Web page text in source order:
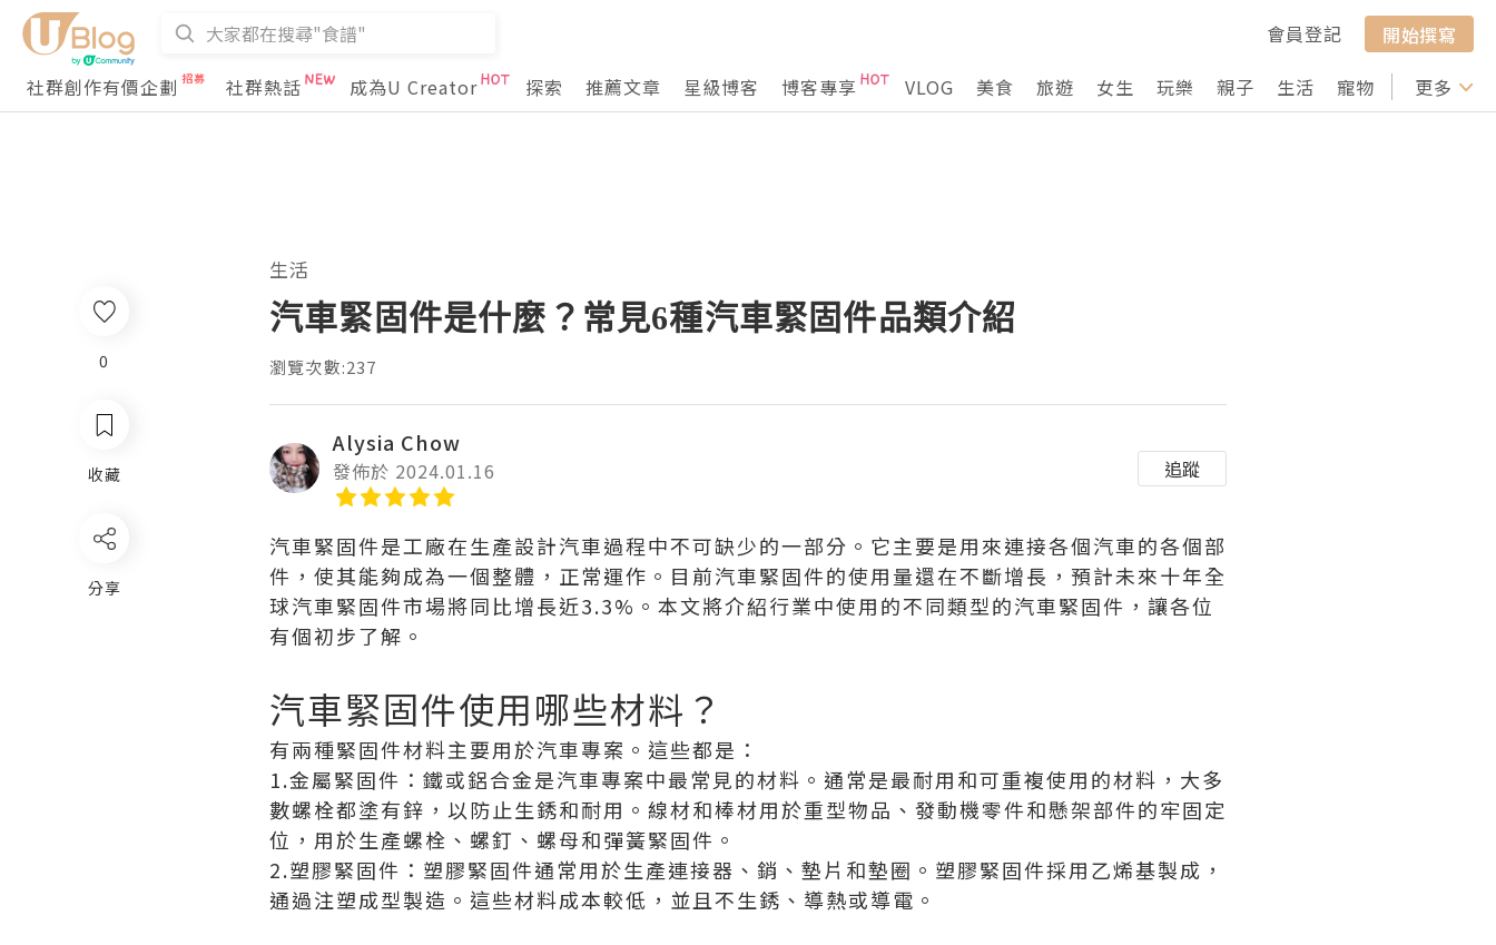
會員登記
開始撰寫
社群創作有價企劃
社群熱話 成為U Creator 探索 推薦文章 星級博客 博客專享 VLOG 美食 旅遊 女生 玩樂 親子 生活 寵物 行山 打卡
更多
生活
汽車緊固件是什麼？常見6種汽車緊固件品類介紹
瀏覽次數:237
Alysia Chow
發佈於 2024.01.16 追蹤
汽車緊固件是工廠在生產設計汽車過程中不可缺少的一部分。它主要是用來連接各個汽車的各個部
件，使其能夠成為一個整體，正常運作。目前汽車緊固件的使用量還在不斷增長，預計未來十年全
球汽車緊固件市場將同比增長近3.3%。本文將介紹行業中使用的不同類型的汽車緊固件，讓各位
有個初步了解。
汽車緊固件使用哪些材料？
有兩種緊固件材料主要用於汽車專案。這些都是：
1.金屬緊固件：鐵或鋁合金是汽車專案中最常見的材料。通常是最耐用和可重複使用的材料，大多
數螺栓都塗有鋅，以防止生銹和耐用。線材和棒材用於重型物品、發動機零件和懸架部件的牢固定
位，用於生產螺栓、螺釘、螺母和彈簧緊固件。
2.塑膠緊固件：塑膠緊固件通常用於生產連接器、銷、墊片和墊圈。塑膠緊固件採用乙烯基製成，
通過注塑成型製造。這些材料成本較低，並且不生銹、導熱或導電。
0
收藏
分享